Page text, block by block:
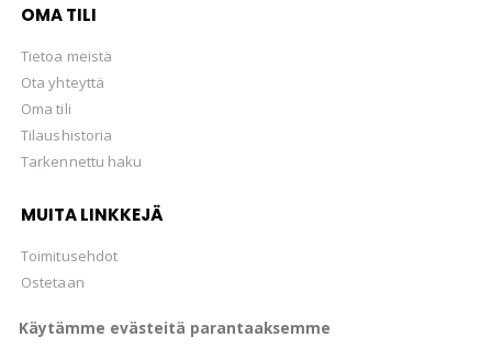
Käytämme evästeitä parantaaksemme
OMA TILI
Tietoa meistä
Ota yhteyttä
Oma tili
Tilaushistoria
Tarkennettu haku
MUITA LINKKEJÄ
Toimitusehdot
Ostetaan